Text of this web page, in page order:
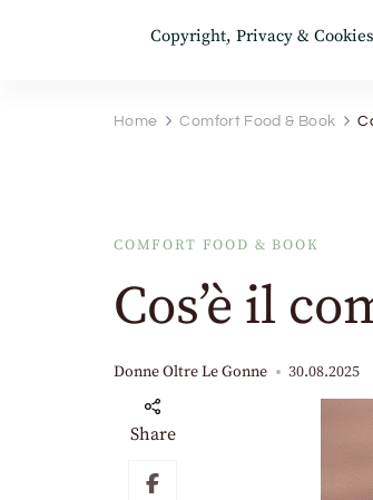
Copyright, Privacy &
Home Comfort Food & Book
COMFORT FOOD & BOOK
Cos’è il
Donne Oltre Le Gonne 30.08.2025
Share